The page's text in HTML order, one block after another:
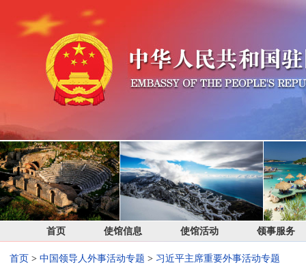
首页 使馆信息 使馆活动 领事服务
首页 > 中国领导人外事活动专题 > 习近平主席重要外事活动专题